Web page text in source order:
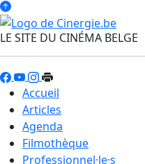
LE SITE DU CINÉMA BELGE
Accueil
Articles
Agenda
Filmothèque
Professionnel·le·s